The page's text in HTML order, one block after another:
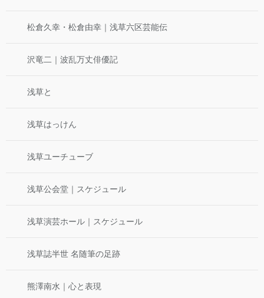
松倉久幸・松倉由幸｜浅草六区芸能伝
沢竜二｜波乱万丈俳優記
浅草と
浅草はっけん
浅草ユーチューブ
浅草公会堂｜スケジュール
浅草演芸ホール｜スケジュール
浅草誌半世 名随筆の足跡
熊澤南水｜心と表現